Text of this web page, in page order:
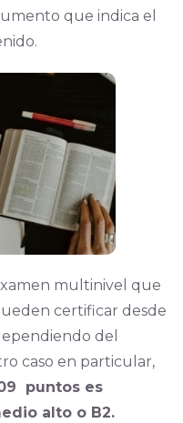
que indica el
multinivel que
certificar desde
del
caso en particular,
puntos es
alto o B2.